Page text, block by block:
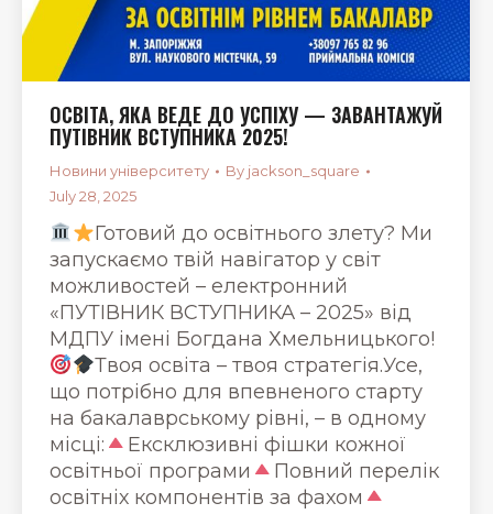
ОСВІТА, ЯКА ВЕДЕ ДО УСПІХУ — ЗАВАНТАЖУЙ
ПУТІВНИК ВСТУПНИКА 2025!
Новини університету By jackson_square
July 28, 2025
Готовий до освітнього злету? Ми
запускаємо твій навігатор у світ
можливостей – електронний
«ПУТІВНИК ВСТУПНИКА – 2025» від
МДПУ імені Богдана Хмельницького!
Твоя освіта – твоя стратегія.Усе,
що потрібно для впевненого старту
на бакалаврському рівні, – в одному
місці:
Ексклюзивні фішки кожної
освітньої програми
Повний перелік
освітніх компонентів за фахом